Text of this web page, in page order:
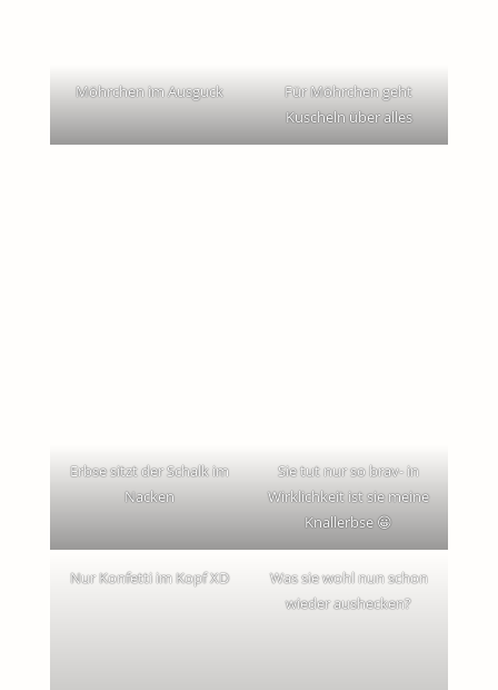
Möhrchen im Ausguck
Für Möhrchen geht
Kuscheln über alles
Erbse sitzt der Schalk im
Nacken
Sie tut nur so brav- in
Wirklichkeit ist sie meine
Knallerbse 😀
Nur Konfetti im Kopf XD
Was sie wohl nun schon
wieder aushecken?